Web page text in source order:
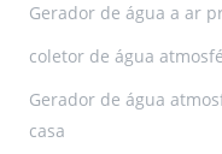
Gerador de água a ar
coletor de água
Gerador de água
casa